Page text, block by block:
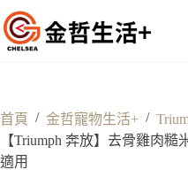
跳
至
主
容
首頁 / 金哲寵物生活+ /
【Triumph 奔放】去骨雞肉
適用